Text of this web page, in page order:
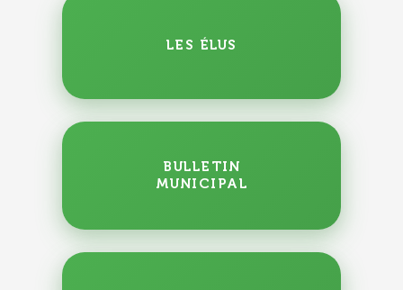
LES ÉLUS
BULLETIN
MUNICIPAL